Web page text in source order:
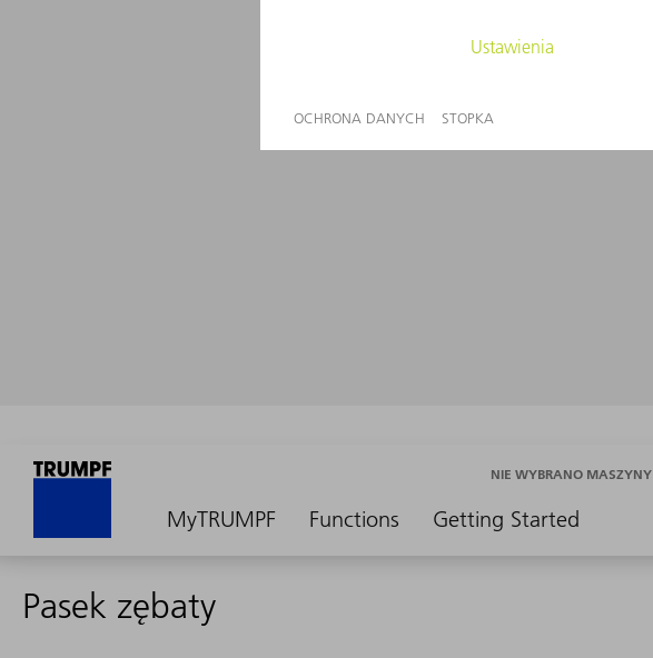
MyTRUMPF Functions Getting Started
NIE WYBRANO MASZYNY
Pasek zębaty